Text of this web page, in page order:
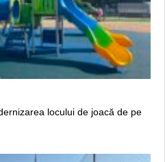
locului de joacă de pe